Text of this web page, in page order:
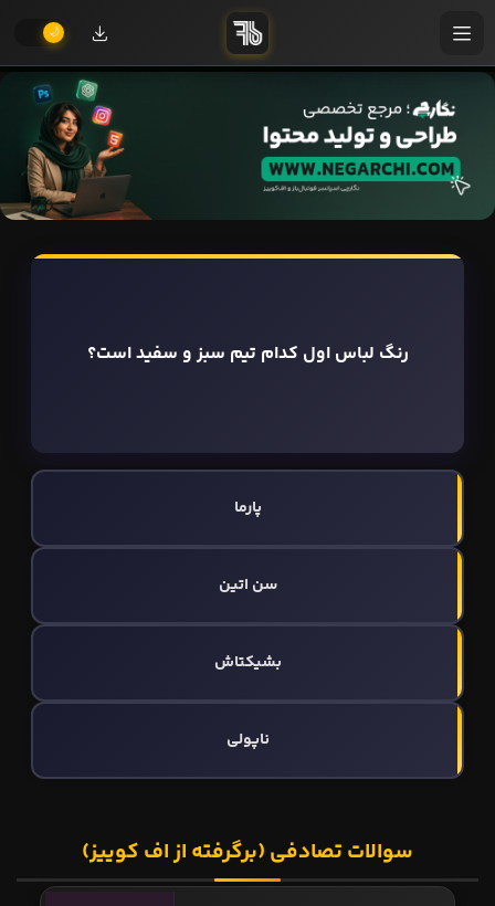
رنگ لباس اول کدام تیم سبز و سفید است؟
پارما
سن‌ اتین
بشیکتاش
ناپولی
سوالات تصادفی (برگرفته از اف کوییز)